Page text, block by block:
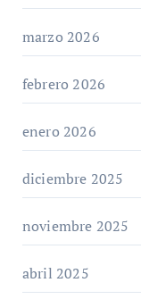
marzo 2026
febrero 2026
enero 2026
diciembre 2025
noviembre 2025
abril 2025